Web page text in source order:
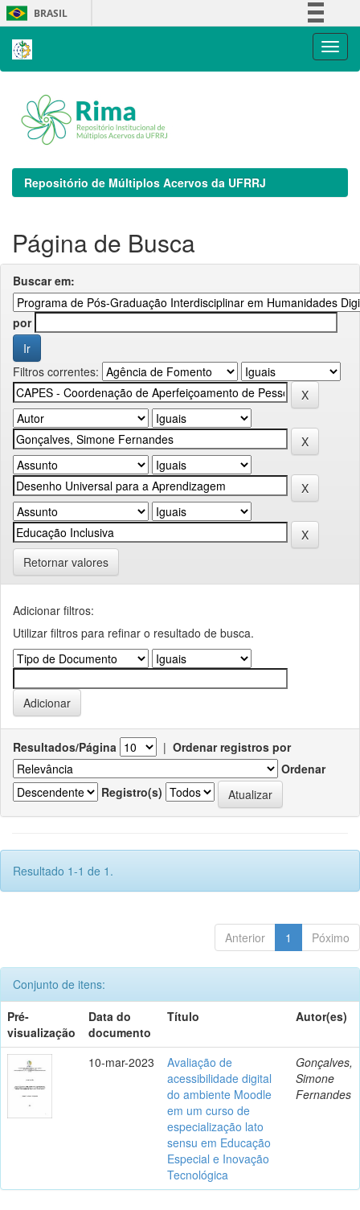
Skip
navigation
BRASIL
Repositório de Múltiplos Acervos da UFRRJ
Página de Busca
Buscar em:
por
Filtros correntes:
Retornar valores
Adicionar filtros:
Utilizar filtros para refinar o resultado de busca.
Resultados/Página | Ordenar registros por
Ordenar
Registro(s)
Resultado 1-1 de 1.
Anterior 1 Póximo
Conjunto de itens:
Pré-
visualização
Data do
documento
Título Autor(es)
10-mar-2023
Avaliação de
acessibilidade digital
do ambiente Moodle
em um curso de
especialização lato
sensu em Educação
Especial e Inovação
Tecnológica
Gonçalves,
Simone
Fernandes